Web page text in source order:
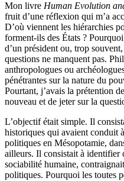
Mon livre Human Evolution
fruit d’une réflexion qui m’a
D’où viennent les hiérarchies
forment-ils des États ?
d’un président ou, trop
questions ne manquent pas.
anthropologues ou
pénétrantes sur la nature du
Pourtant, j’avais la prétention
nouveau et de jeter sur la
L’objectif était simple. Il
historiques qui avaient conduit
politiques en Mésopotamie,
ailleurs. Il consistait à identifier
sociabilité humaine,
politiques. Pourquoi les toutes